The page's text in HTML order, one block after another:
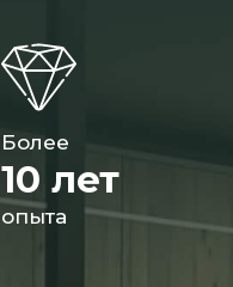
Более
10 лет
опыта